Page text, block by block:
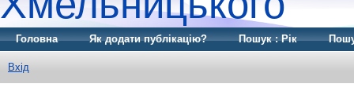
Головна Як додати публікацію? Пошук : Рік
Вхід